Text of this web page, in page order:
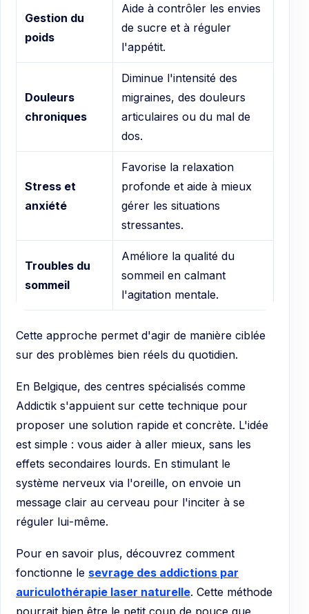
Gestion du
poids
Aide à contrôler les envies
de sucre et à réguler
l'appétit.
Douleurs
chroniques
Diminue l'intensité des
migraines, des douleurs
articulaires ou du mal de
dos.
Stress et
anxiété
Favorise la relaxation
profonde et aide à mieux
gérer les situations
stressantes.
Troubles du
sommeil
Améliore la qualité du
sommeil en calmant
l'agitation mentale.
Cette approche permet d'agir de manière ciblée
sur des problèmes bien réels du quotidien.
En Belgique, des centres spécialisés comme
Addictik s'appuient sur cette technique pour
proposer une solution rapide et concrète. L'idée
est simple : vous aider à aller mieux, sans les
effets secondaires lourds. En stimulant le
système nerveux via l'oreille, on envoie un
message clair au cerveau pour l'inciter à se
réguler lui-même.
Pour en savoir plus, découvrez comment
fonctionne le sevrage des addictions par
auriculothérapie laser naturelle. Cette méthode
pourrait bien être le petit coup de pouce que